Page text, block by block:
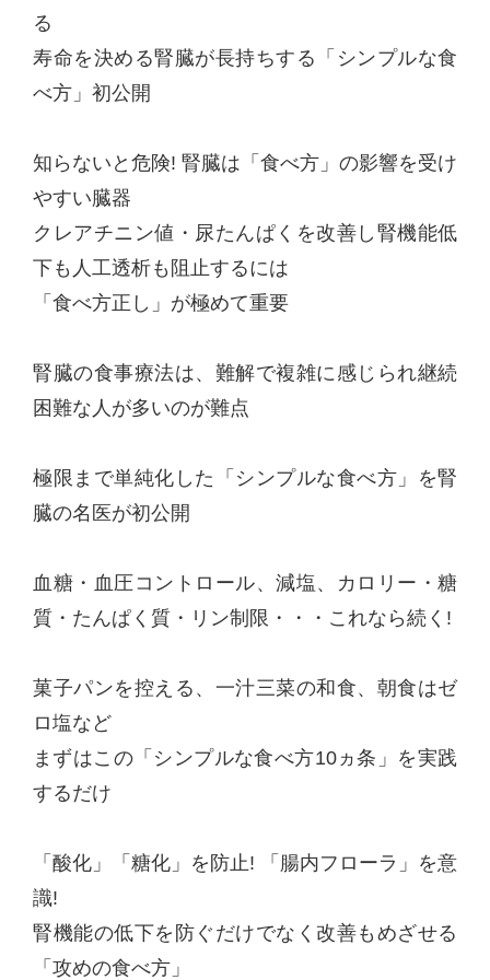
る
寿命を決める腎臓が長持ちする「シンプルな食
べ方」初公開
知らないと危険! 腎臓は「食べ方」の影響を受け
やすい臓器
クレアチニン値・尿たんぱくを改善し腎機能低
下も人工透析も阻止するには
「食べ方正し」が極めて重要
腎臓の食事療法は、難解で複雑に感じられ継続
困難な人が多いのが難点
極限まで単純化した「シンプルな食べ方」を腎
臓の名医が初公開
血糖・血圧コントロール、減塩、カロリー・糖
質・たんぱく質・リン制限・・・これなら続く!
菓子パンを控える、一汁三菜の和食、朝食はゼ
ロ塩など
まずはこの「シンプルな食べ方10ヵ条」を実践
するだけ
「酸化」「糖化」を防止! 「腸内フローラ」を意
識!
腎機能の低下を防ぐだけでなく改善もめざせる
「攻めの食べ方」